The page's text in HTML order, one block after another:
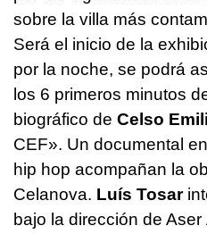
sobre la villa más
Será el inicio de la
por la noche, se podrá
los 6 primeros minutos
biográfico de Celso
CEF». Un documental
hip hop acompañan la
Celanova. Luís Tosar
bajo la dirección de